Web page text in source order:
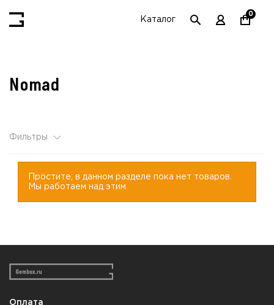
Каталог
0
Nomad
Фильтры
Простите, в данном разделе пока нет товаров.
Мы работаем над этим.
Оплата